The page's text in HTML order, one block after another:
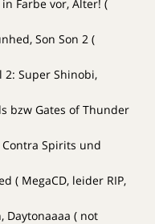
Farbe vor, Alter! (
Son Son 2 (
2: Super Shinobi,
bzw Gates of Thunder
Spirits und
( MegaCD, leider RIP,
Daytonaaaa ( not